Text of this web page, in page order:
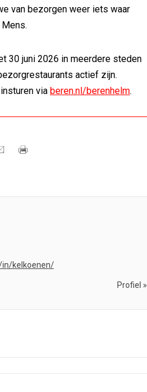
van bezorgen weer iets waar
Mens.
30 juni 2026 in meerdere steden
actief zijn.
via beren.nl/berenhelm.
in/kelkoenen/
Profiel »